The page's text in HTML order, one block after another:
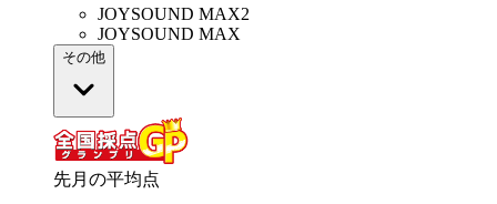
JOYSOUND MAX2
JOYSOUND MAX
その他
先月の平均点